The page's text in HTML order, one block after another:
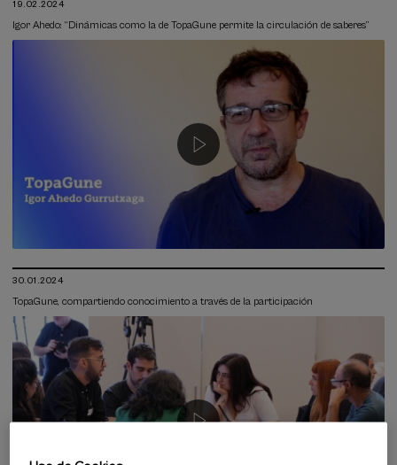
19.02.2024
Igor Ahedo: “Dinámicas como la de TopaGune permite la circulación de saberes”
30.01.2024
TopaGune, compartiendo conocimiento a través de la participación